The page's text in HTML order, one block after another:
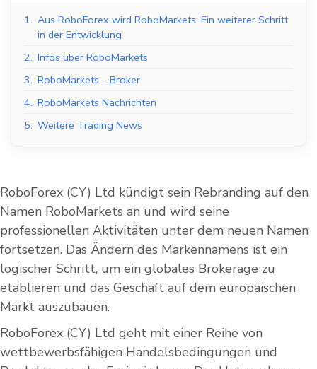
1. Aus RoboForex wird RoboMarkets: Ein weiterer Schritt
in der Entwicklung
2. Infos über RoboMarkets
3. RoboMarkets – Broker
4. RoboMarkets Nachrichten
5. Weitere Trading News
RoboForex (CY) Ltd kündigt sein Rebranding auf den
Namen RoboMarkets an und wird seine
professionellen Aktivitäten unter dem neuen Namen
fortsetzen. Das Ändern des Markennamens ist ein
logischer Schritt, um ein globales Brokerage zu
etablieren und das Geschäft auf dem europäischen
Markt auszubauen.
RoboForex (CY) Ltd geht mit einer Reihe von
wettbewerbsfähigen Handelsbedingungen und